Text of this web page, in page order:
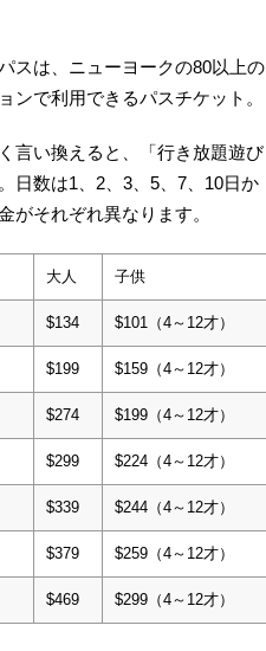
スは、ニューヨークの80以上の
ンで利用できるパスチケット。
言い換えると、「行き放題遊び
日数は1、2、3、5、7、10日か
がそれぞれ異なります。
大人 子供
$134 $101（4～12才）
$199 $159（4～12才）
$274 $199（4～12才）
$299 $224（4～12才）
$339 $244（4～12才）
$379 $259（4～12才）
$469 $299（4～12才）